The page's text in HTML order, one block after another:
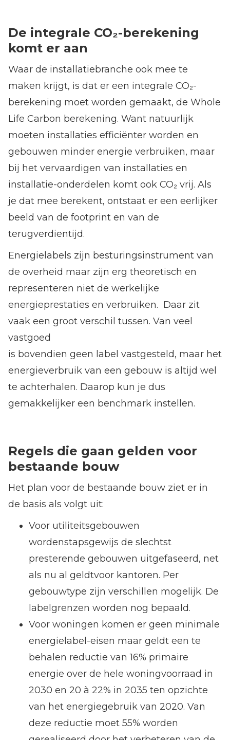
De integrale CO₂-berekening
komt er aan
Waar de installatiebranche ook mee te
maken krijgt, is dat er een integrale CO₂-
berekening moet worden gemaakt, de Whole
Life Carbon berekening. Want natuurlijk
moeten installaties efficiënter worden en
gebouwen minder energie verbruiken, maar
bij het vervaardigen van installaties en
installatie-onderdelen komt ook CO₂ vrij. Als
je dat mee berekent, ontstaat er een eerlijker
beeld van de footprint en van de
terugverdientijd.
Energielabels zijn besturingsinstrument van
de overheid maar zijn erg theoretisch en
representeren niet de werkelijke
energieprestaties en verbruiken. Daar zit
vaak een groot verschil tussen. Van veel
vastgoed
is bovendien geen label vastgesteld, maar het
energieverbruik van een gebouw is altijd wel
te achterhalen. Daarop kun je dus
gemakkelijker een benchmark instellen.
Regels die gaan gelden voor
bestaande bouw
Het plan voor de bestaande bouw ziet er in
de basis als volgt uit:
Voor utiliteitsgebouwen
wordenstapsgewijs de slechtst
presterende gebouwen uitgefaseerd, net
als nu al geldtvoor kantoren. Per
gebouwtype zijn verschillen mogelijk. De
labelgrenzen worden nog bepaald.
Voor woningen komen er geen minimale
energielabel-eisen maar geldt een te
behalen reductie van 16% primaire
energie over de hele woningvoorraad in
2030 en 20 à 22% in 2035 ten opzichte
van het energiegebruik van 2020. Van
deze reductie moet 55% worden